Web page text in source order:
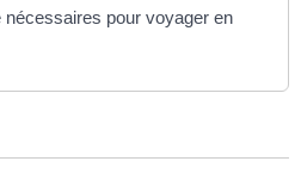
nécessaires pour voyager en